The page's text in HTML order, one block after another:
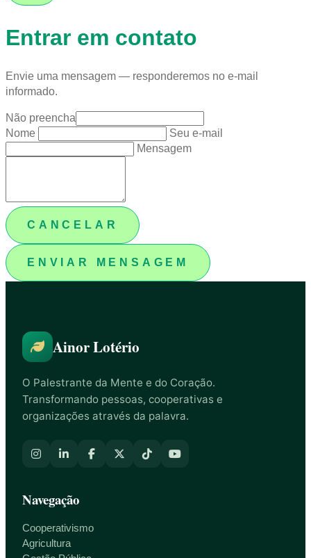
Entrar em contato
Envie uma mensagem — responderemos no e-mail
informado.
Não preencha
Nome
Seu e-mail
Mensagem
CANCELAR
ENVIAR MENSAGEM
Ainor Lotério
O Palestrante da Mente e do Coração.
Transformando pessoas, cooperativas e
organizações através da palavra.
Navegação
Cooperativismo
Agricultura